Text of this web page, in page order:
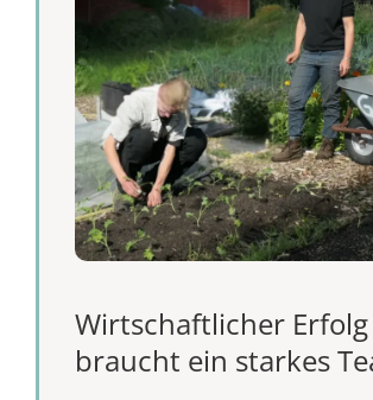
Wirtschaftlicher Erfolg
braucht ein starkes